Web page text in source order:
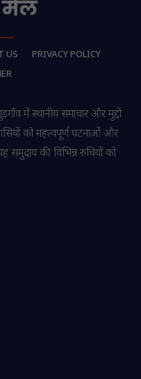
US
PRIVACY POLICY
में स्थानीय समाचार और मुद्दों
को महत्वपूर्ण घटनाओं और
समुदाय की विभिन्न रुचियों को